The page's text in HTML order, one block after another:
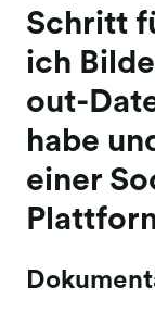
Passwort
Vertrag
Vertrag
Verlage &
Schritt
ich
out-
habe
einer